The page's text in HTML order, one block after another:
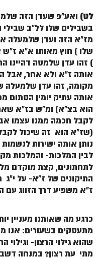
לט) ואע"פ שעדן הזה
בשבילים שלו לל"ב שבילי
מז"א הזה ועדן שלמעלה
שלו ) חוץ מאותו א"א ז"ש
) זהו עדן שלמטה דהיינו
אותה ז"א ולא אחר, אבל
מקומה, זהו עדן
אותה עתיק יומין הסתום
הוא בצ"א) ומ"ש בז"א
לקבל חכמה ממנו עצמו
(שז"א הוא זה שיכול
נותן אותה ישירות
לבין המלכות- והמלכות
לתחתונים, קצת מוקדם
התיקונים של ז"א- על י"ג
ז"א משפיע דרך הזווג עם
מתעסקים בשעורים: אנו
שהוא גילוי הרצון- וגילוי
מתי עת רצון? במנחה